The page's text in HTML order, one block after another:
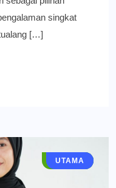
singkat
[…]
BERITA
GRESIK
SPORTS
UTAMA